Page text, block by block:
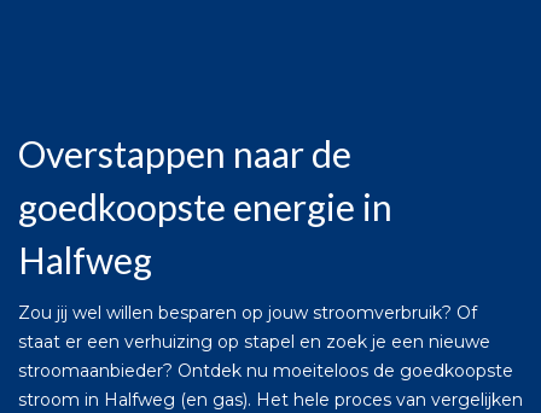
Overstappen naar de
goedkoopste energie in
Halfweg
Zou jij wel willen besparen op jouw stroomverbruik? Of
staat er een verhuizing op stapel en zoek je een nieuwe
stroomaanbieder? Ontdek nu moeiteloos de goedkoopste
stroom in Halfweg (en gas). Het hele proces van vergelijken